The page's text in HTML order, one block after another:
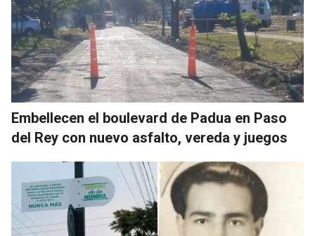
Embellecen el boulevard de Padua en Paso
del Rey con nuevo asfalto, vereda y juegos